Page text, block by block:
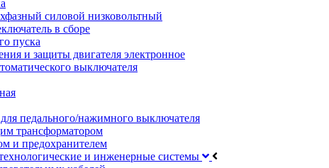
силовой низковольтный
в сборе
пуска
и защиты двигателя электронное
выключателя
педального/нажимного выключателя
трансформатором
и предохранителем
и инженерные системы